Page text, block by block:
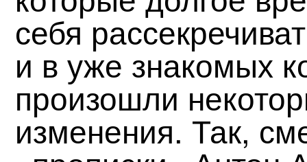
себя
и в уже знакомых
произошли
изменения. Так,